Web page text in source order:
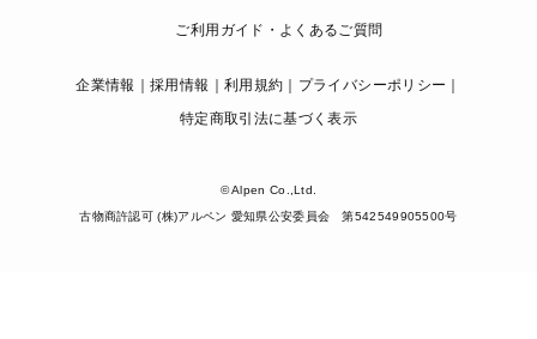
ご利用ガイド・よくあるご質問
企業情報 採用情報 利用規約
プライバシーポリシー
特定商取引法に基づく表示
© Alpen Co.,Ltd.
古物商許認可 (株)アルペン 愛知県公安委員会 第542549905500号